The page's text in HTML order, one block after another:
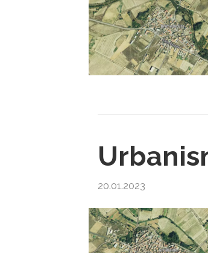
20.01.2023